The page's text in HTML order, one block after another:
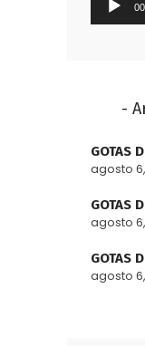
-
GOTAS
agosto
GOTAS
agosto
GOTAS
agosto